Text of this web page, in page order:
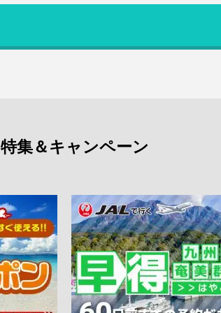
特集＆キャンペーン